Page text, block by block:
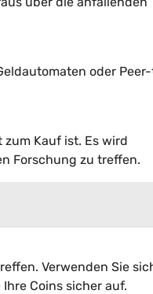
oder
Kauf ist. Es wird
Forschung zu treffen.
Verwenden Sie
Coins sicher auf.